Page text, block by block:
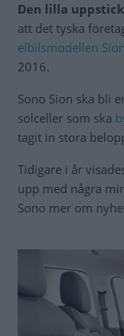
Den lilla
att det tyska
elbilsmodellen Sion
2016.
Sono Sion ska bli
solceller som ska
tagit in stora
Tidigare i år
upp med några
Sono mer om